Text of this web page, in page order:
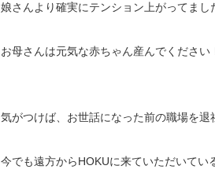
娘さんより確実にテンション上がってまし
お母さんは元気な赤ちゃん産んでください
気がつけば、お世話になった前の職場を退
今でも遠方からHOKUに来ていただいて